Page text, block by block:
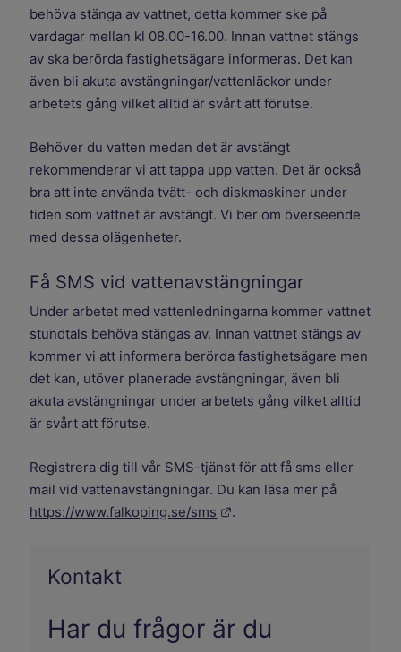
behöva stänga av vattnet, detta kommer ske på
vardagar mellan kl 08.00-16.00. Innan vattnet stängs
av ska berörda fastighetsägare informeras. Det kan
även bli akuta avstängningar/vattenläckor under
arbetets gång vilket alltid är svårt att förutse.
Behöver du vatten medan det är avstängt
rekommenderar vi att tappa upp vatten. Det är också
bra att inte använda tvätt- och diskmaskiner under
tiden som vattnet är avstängt. Vi ber om överseende
med dessa olägenheter.
Få SMS vid vattenavstängningar
Under arbetet med vattenledningarna kommer vattnet
stundtals behöva stängas av. Innan vattnet stängs av
kommer vi att informera berörda fastighetsägare men
det kan, utöver planerade avstängningar, även bli
akuta avstängningar under arbetets gång vilket alltid
är svårt att förutse.
Registrera dig till vår SMS-tjänst för att få sms eller
mail vid vattenavstängningar. Du kan läsa mer på
https://www.falkoping.se/sms
Länk till annan webbplats.
.
Kontakt
Har du frågor är du